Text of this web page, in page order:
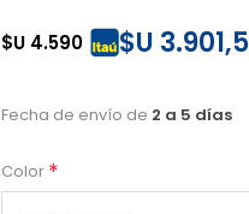
$U 4.590 $U
Fecha de envío de 2 a 5 días
Color *